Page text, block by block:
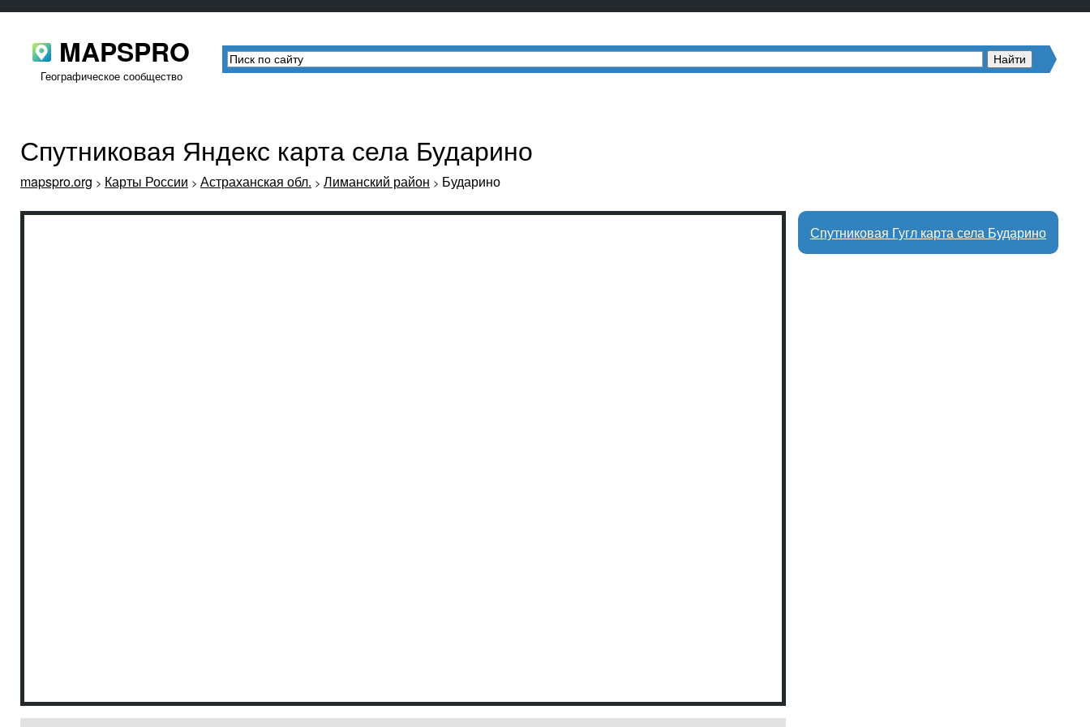
MAPSPRO
Географическое сообщество
Спутниковая Яндекс карта села Бударино
mapspro.org > Карты России > Астраханская обл. > Лиманский район > Бударино
Спутниковая Гугл карта села Бударино